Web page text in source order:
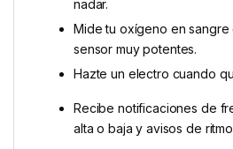
nadar.
Mide tu oxígeno en sangre
sensor muy potentes.
Hazte un electro cuando
Recibe notificaciones de
alta o baja y avisos de